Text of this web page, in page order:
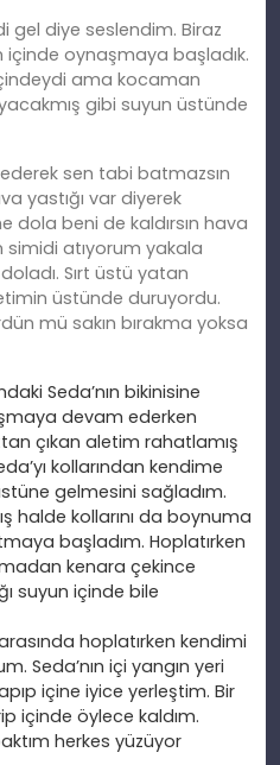
gel diye seslendim. Biraz
oynaşmaya başladık.
ama kocaman
gibi suyun üstünde
sen tabi batmazsın
yastığı var diyerek
dola beni de kaldırsın hava
simidi atıyorum yakala
Sırt üstü yatan
üstünde duruyordu.
mü sakın bırakma yoksa
Seda’nın bikinisine
devam ederken
çıkan aletim rahatlamış
kollarından kendime
gelmesini sağladım.
halde kollarını da boynuma
başladım. Hoplatırken
kenara çekince
suyun içinde bile
hoplatırken kendimi
Seda’nın içi yangın yeri
içine iyice yerleştim. Bir
içinde öylece kaldım.
herkes yüzüyor